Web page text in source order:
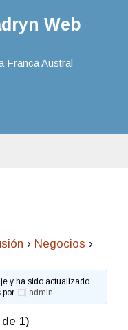
Web
Franca Austral
› Negocios ›
y ha sido actualizado
por admin
1)